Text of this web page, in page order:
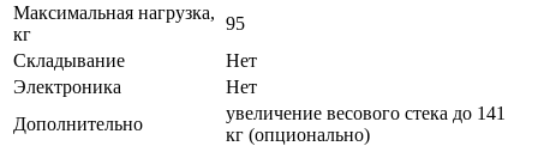
Максимальная нагрузка,
кг
95
Складывание
Нет
Электроника
Нет
Дополнительно
увеличение весового стека до 141
кг (опционально)